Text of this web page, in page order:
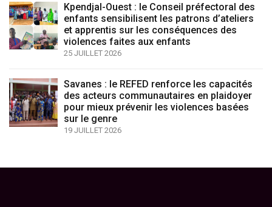
Kpendjal-Ouest : le Conseil préfectoral des
enfants sensibilisent les patrons d’ateliers
et apprentis sur les conséquences des
violences faites aux enfants
25 JUILLET 2026
Savanes : le REFED renforce les capacités
des acteurs communautaires en plaidoyer
pour mieux prévenir les violences basées
sur le genre
19 JUILLET 2026